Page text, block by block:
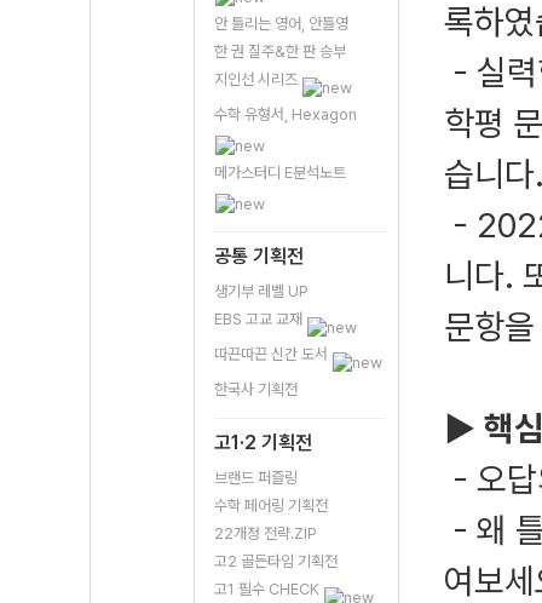
안 틀리는 영어, 안틀영
한 권 질주&한 판 승부
지인선 시리즈
수학 유형서, Hexagon
메가스터디 E분석노트
공통 기획전
생기부 레벨 UP
EBS 고교 교재
따끈따끈 신간 도서
한국사 기획전
고1·2 기획전
브랜드 퍼즐링
수학 페어링 기획전
22개정 전략.ZIP
고2 골든타임 기획전
고1 필수 CHECK
록하
- 실
학평
습니
-
니다.
문항
▶ 핵
- 오
- 왜
여보